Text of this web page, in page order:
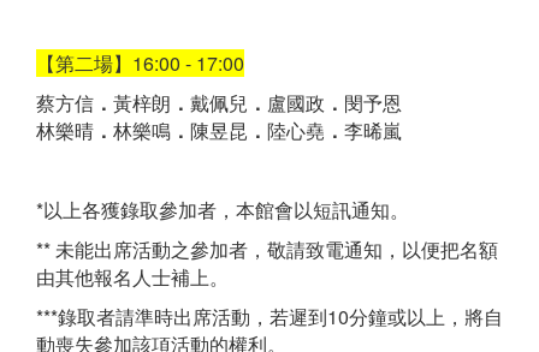
【第二場】16:00 - 17:00
蔡方信 ． 黃梓朗 ． 戴佩兒 ． 盧國政 ． 閔予恩
林樂晴 ． 林樂鳴 ． 陳昱昆 ． 陸心堯 ． 李晞嵐
*以上各獲錄取參加者，本館會以短訊通知。
** 未能出席活動之參加者，敬請致電通知，以便把名額
由其他報名人士補上。
***錄取者請準時出席活動，若遲到10分鐘或以上，將自
動喪失參加該項活動的權利。